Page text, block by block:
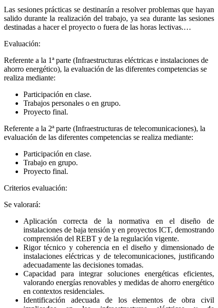
Las sesiones prácticas se destinarán a resolver problemas que hayan
salido durante la realización del trabajo, ya sea durante las sesiones
destinadas a hacer el proyecto o fuera de las horas lectivas.…
Evaluación:
Referente a la 1ª parte (Infraestructuras eléctricas e instalaciones de
ahorro energético), la evaluación de las diferentes competencias se
realiza mediante:
Participación en clase.
Trabajos personales o en grupo.
Proyecto final.
Referente a la 2ª parte (Infraestructuras de telecomunicaciones), la
evaluación de las diferentes competencias se realiza mediante:
Participación en clase.
Trabajo en grupo.
Proyecto final.
Criterios evaluación:
Se valorará:
Aplicación correcta de la normativa en el diseño de
instalaciones de baja tensión y en proyectos ICT, demostrando
comprensión del REBT y de la regulación vigente.
Rigor técnico y coherencia en el diseño y dimensionado de
instalaciones eléctricas y de telecomunicaciones, justificando
adecuadamente las decisiones tomadas.
Capacidad para integrar soluciones energéticas eficientes,
valorando energías renovables y medidas de ahorro energético
en contextos residenciales.
Identificación adecuada de los elementos de obra civil